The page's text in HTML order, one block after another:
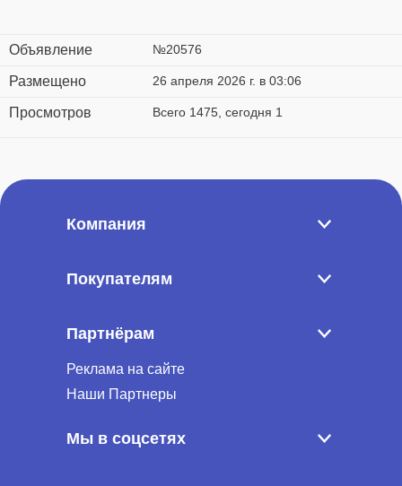
Объявление №20576
Размещено 26 апреля 2026 г. в 03:06
Просмотров Всего 1475, сегодня 1
Компания
Покупателям
Партнёрам
Реклама на сайте
Наши Партнеры
Мы в соцсетях